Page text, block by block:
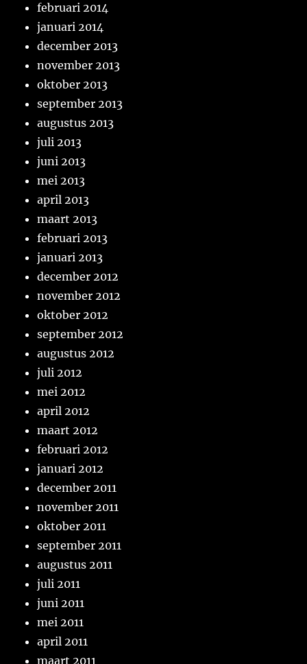
februari 2014
januari 2014
december 2013
november 2013
oktober 2013
september 2013
augustus 2013
juli 2013
juni 2013
mei 2013
april 2013
maart 2013
februari 2013
januari 2013
december 2012
november 2012
oktober 2012
september 2012
augustus 2012
juli 2012
mei 2012
april 2012
maart 2012
februari 2012
januari 2012
december 2011
november 2011
oktober 2011
september 2011
augustus 2011
juli 2011
juni 2011
mei 2011
april 2011
maart 2011